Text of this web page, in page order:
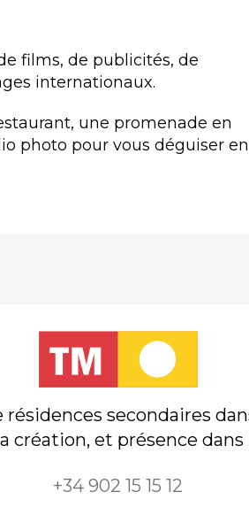
films, de publicités, de
internationaux.
une promenade en
photo pour vous déguiser en
secondaires
création, et présence dans
+34 902 15 15 12